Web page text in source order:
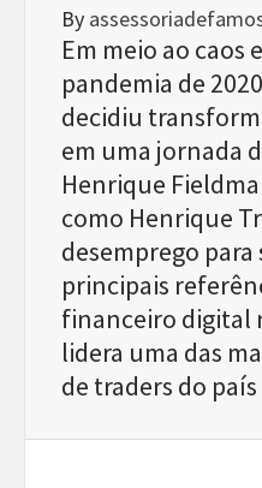
By
Em meio ao caos
pandemia de
decidiu
em uma jornada
Henrique
como Henrique
desemprego
principais
financeiro digital
lidera uma das
de traders do